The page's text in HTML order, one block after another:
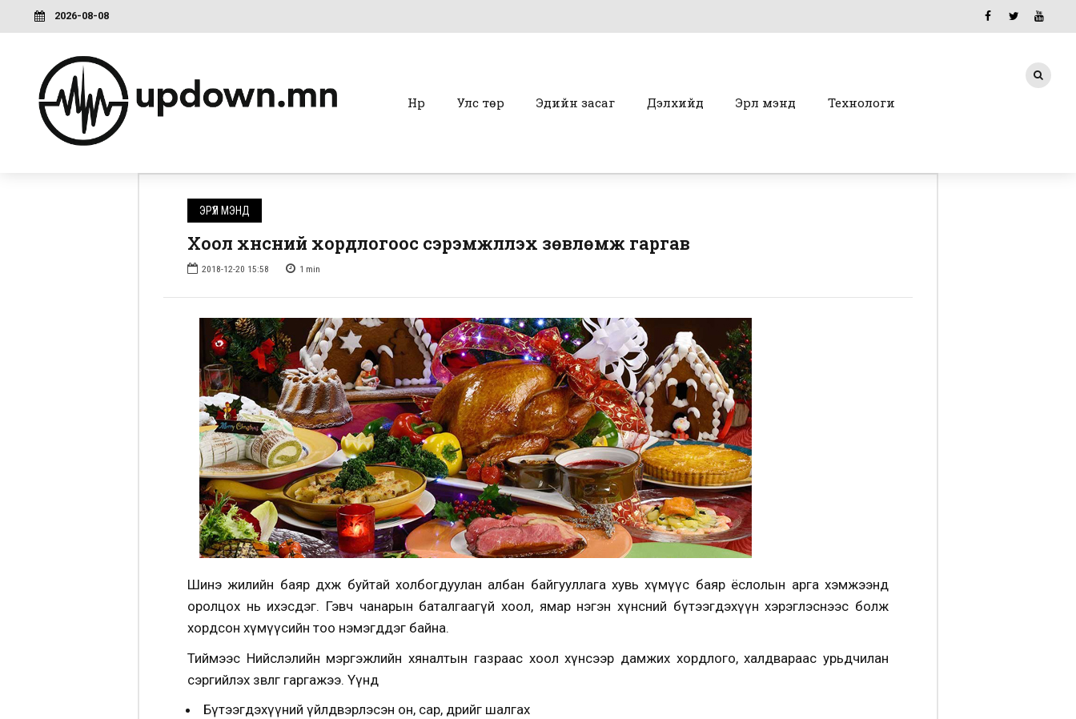
2026-08-08
Нүүр Улс төр Эдийн засаг Дэлхийд Эрүүл мэнд Технологи
ЭРҮҮЛ МЭНД
Хоол хүнсний хордлогоос сэрэмжлүүлэх зөвлөмж гаргав
2018-12-20 15:58 1 min
Шинэ жилийн баяр дөхөж буйтай холбогдуулан албан байгууллага хувь хүмүүс баяр ёслолын арга хэмжээнд
оролцох нь ихэсдэг. Гэвч чанарын баталгаагүй хоол, ямар нэгэн хүнсний бүтээгдэхүүн хэрэглэснээс болж
хордсон хүмүүсийн тоо нэмэгддэг байна.
Тиймээс Нийслэлийн мэргэжлийн хяналтын газраас хоол хүнсээр дамжих хордлого, халдвараас урьдчилан
сэргийлэх зөвлөгөө гаргажээ. Үүнд
Бүтээгдэхүүний үйлдвэрлэсэн он, сар, өдрийг шалгах